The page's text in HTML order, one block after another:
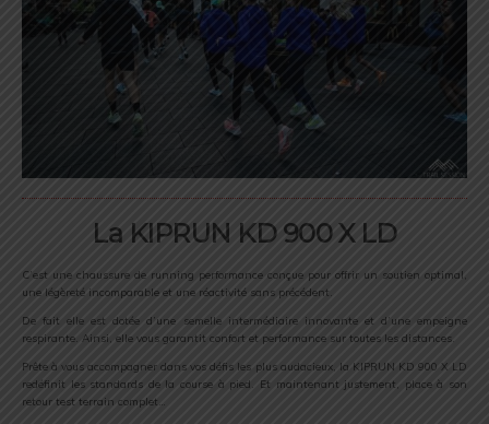
La KIPRUN KD 900 X LD
C’est une chaussure de running performance conçue pour offrir un soutien optimal,
une légèreté incomparable et une réactivité sans précédent.
De fait elle est dotée d’une semelle intermédiaire innovante et d’une empeigne
respirante. Ainsi, elle vous garantit confort et performance sur toutes les distances.
Prête à vous accompagner dans vos défis les plus audacieux, la KIPRUN KD 900 X LD
redéfinit les standards de la course à pied. Et maintenant justement, place à son
retour test terrain complet…